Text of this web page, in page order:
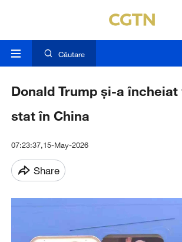
Căutare
Donald Trump și-a încheiat
stat în China
07:23:37,15-May-2026
Share